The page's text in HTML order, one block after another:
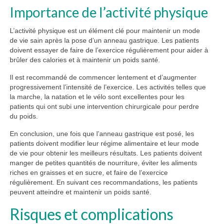
Importance de l’activité physique
L’activité physique est un élément clé pour maintenir un mode
de vie sain après la pose d’un anneau gastrique. Les patients
doivent essayer de faire de l’exercice régulièrement pour aider à
brûler des calories et à maintenir un poids santé.
Il est recommandé de commencer lentement et d’augmenter
progressivement l’intensité de l’exercice. Les activités telles que
la marche, la natation et le vélo sont excellentes pour les
patients qui ont subi une intervention chirurgicale pour perdre
du poids.
En conclusion, une fois que l’anneau gastrique est posé, les
patients doivent modifier leur régime alimentaire et leur mode
de vie pour obtenir les meilleurs résultats. Les patients doivent
manger de petites quantités de nourriture, éviter les aliments
riches en graisses et en sucre, et faire de l’exercice
régulièrement. En suivant ces recommandations, les patients
peuvent atteindre et maintenir un poids santé.
Risques et complications